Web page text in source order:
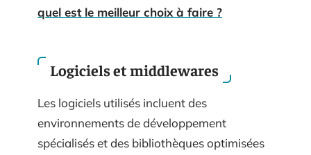
quel est le meilleur choix à faire ?
Logiciels et middlewares
Les logiciels utilisés incluent des
environnements de développement
spécialisés et des bibliothèques optimisées